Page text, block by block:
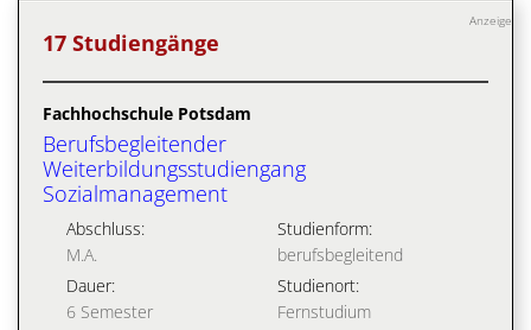
Anzeige
17 Studiengänge
Fachhochschule Potsdam
Berufsbegleitender
Weiterbildungsstudiengang
Sozialmanagement
Abschluss:
M.A.
Studienform:
berufsbegleitend
Dauer:
6 Semester
Studienort:
Fernstudium